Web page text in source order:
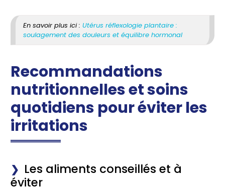
En savoir plus ici : Utérus réflexologie plantaire :
soulagement des douleurs et équilibre hormonal
Recommandations
nutritionnelles et soins
quotidiens pour éviter les
irritations
Les aliments conseillés et à
éviter